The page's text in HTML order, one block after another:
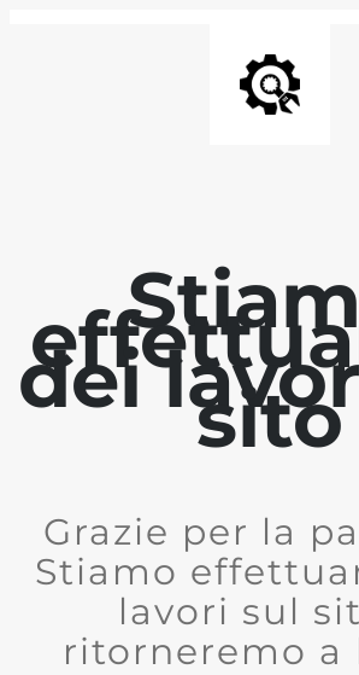
dei sito
Grazie per la
Stiamo
lavori sul
ritorneremo a